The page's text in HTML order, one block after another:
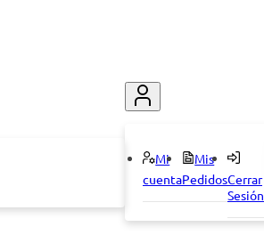
Mi
cuenta
Mis
PedidosCerrar
Sesión